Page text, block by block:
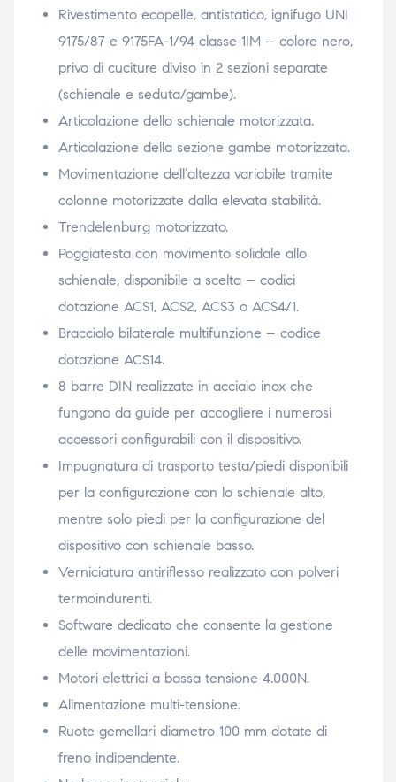
Rivestimento ecopelle, antistatico, ignifugo UNI
9175/87 e 9175FA-1/94 classe 1IM – colore nero,
privo di cuciture diviso in 2 sezioni separate
(schienale e seduta/gambe).
Articolazione dello schienale motorizzata.
Articolazione della sezione gambe motorizzata.
Movimentazione dell’altezza variabile tramite
colonne motorizzate dalla elevata stabilità.
Trendelenburg motorizzato.
Poggiatesta con movimento solidale allo
schienale, disponibile a scelta – codici
dotazione ACS1, ACS2, ACS3 o ACS4/1.
Bracciolo bilaterale multifunzione – codice
dotazione ACS14.
8 barre DIN realizzate in acciaio inox che
fungono da guide per accogliere i numerosi
accessori configurabili con il dispositivo.
Impugnatura di trasporto testa/piedi disponibili
per la configurazione con lo schienale alto,
mentre solo piedi per la configurazione del
dispositivo con schienale basso.
Verniciatura antiriflesso realizzato con polveri
termoindurenti.
Software dedicato che consente la gestione
delle movimentazioni.
Motori elettrici a bassa tensione 4.000N.
Alimentazione multi-tensione.
Ruote gemellari diametro 100 mm dotate di
freno indipendente.